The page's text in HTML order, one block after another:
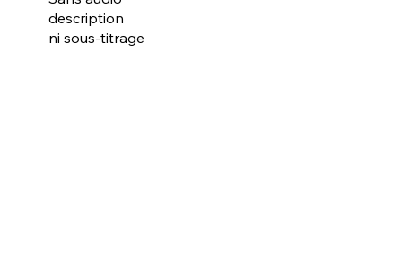
description
ni sous-titrage